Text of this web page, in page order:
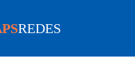
REDES